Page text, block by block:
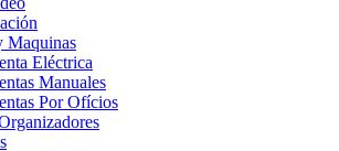
Maquinas
Eléctrica
Manuales
Por Ofícios